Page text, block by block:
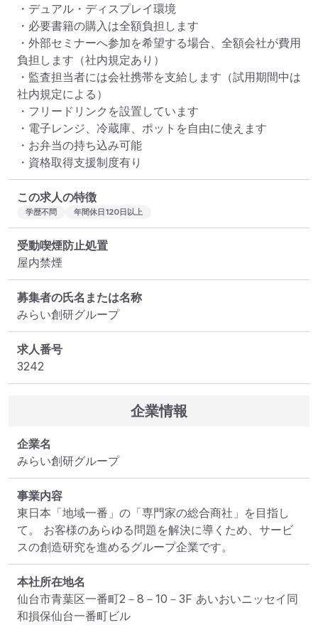
・デュアル・ディスプレイ環境
・必要書籍の購入は全額負担します
・外部セミナーへ参加を希望する場合、全額会社が費用
負担します（社内規定あり）
・監査担当者には会社携帯を支給します（試用期間中は
社内規定による）
・フリードリンクを設置しています
・電子レンジ、冷蔵庫、ポットを自由に使えます
・お弁当の持ち込み可能
・資格取得支援制度有り
この求人の特徴
学歴不問 年間休日120日以上
受動喫煙防止処置
屋内禁煙
募集者の氏名または名称
みらい創研グループ
求人番号
3242
企業情報
企業名
みらい創研グループ
事業内容
東日本「地域一番」の「専門家の総合商社」を目指し
て。 お客様のあらゆる問題を解決に導くため、サービ
スの創造研究を進めるグループ企業です。
本社所在地名
仙台市青葉区一番町2－8－10－3F あいおいニッセイ同
和損保仙台一番町ビル